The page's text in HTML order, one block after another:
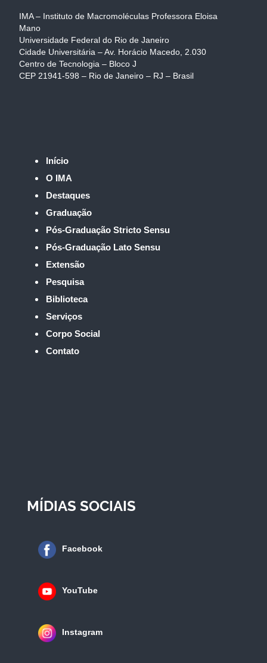
IMA – Instituto de Macromoléculas Professora Eloisa
Mano
Universidade Federal do Rio de Janeiro
Cidade Universitária – Av. Horácio Macedo, 2.030
Centro de Tecnologia – Bloco J
CEP 21941-598 – Rio de Janeiro – RJ – Brasil
Início
O IMA
Destaques
Graduação
Pós-Graduação Stricto Sensu
Pós-Graduação Lato Sensu
Extensão
Pesquisa
Biblioteca
Serviços
Corpo Social
Contato
MÍDIAS SOCIAIS
Facebook
YouTube
Instagram